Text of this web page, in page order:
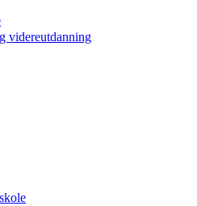
videreutdanning